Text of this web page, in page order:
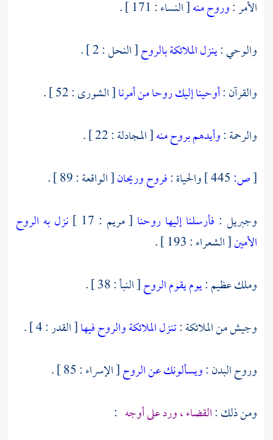
الأمر :وروح منه[ النساء : 171 ] .
والوحي :ينزل الملائكة بالروح[ النحل : 2 ] .
والقرآن :أوحينا إليك روحا من أمرنا[ الشورى : 52 ] .
والرحمة :وأيدهم بروح منه[ المجادلة : 22 ] .
[ص: والحياة :فروح وريحان[ الواقعة : 89 ] .
وجبريل : فأرسلنا إليها روحنا [ مريم : 17 ]
نزل به الروح
الأمين[ الشعراء : 193 ] .
وملك عظيم :يوم يقوم الروح[ النبأ : 38 ] .
وجيش من الملائكة :تنزل الملائكة والروح فيها[ القدر : 4 ] .
وروح البدن :ويسألونك عن الروح[ الإسراء : 85 ] .
ومن ذلك :القضاء ، ورد على أوجه :